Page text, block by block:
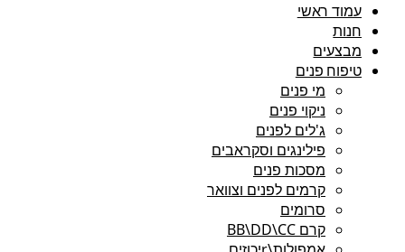
עמוד ראשי
חנות
מבצעים
טיפוח פנים
מי פנים
ניקוי פנים
ג'לים לפנים
פילינגים וסקראבים
מסכות פנים
קרמים לפנים וצוואר
סרומים
קרם BB\DD\CC